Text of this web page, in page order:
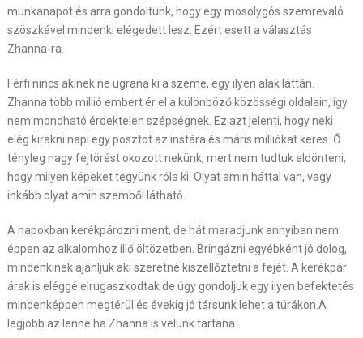
munkanapot és arra gondoltunk, hogy egy mosolygós szemrevaló
szöszkével mindenki elégedett lesz. Ezért esett a választás
Zhanna-ra.
Férfi nincs akinek ne ugrana ki a szeme, egy ilyen alak láttán.
Zhanna több millió embert ér el a különböző közösségi oldalain, így
nem mondható érdektelen szépségnek. Ez azt jelenti, hogy neki
elég kirakni napi egy posztot az instára és máris milliókat keres. Ő
tényleg nagy fejtörést okozott nekünk, mert nem tudtuk eldönteni,
hogy milyen képeket tegyünk róla ki. Olyat amin háttal van, vagy
inkább olyat amin szemből látható.
A napokban kerékpározni ment, de hát maradjunk annyiban nem
éppen az alkalomhoz illő öltözetben. Bringázni egyébként jó dolog,
mindenkinek ajánljuk aki szeretné kiszellőztetni a fejét. A kerékpár
árak is eléggé elrugaszkodtak de úgy gondoljuk egy ilyen befektetés
mindenképpen megtérül és évekig jó társunk lehet a túrákon.A
legjobb az lenne ha Zhanna is velünk tartana.